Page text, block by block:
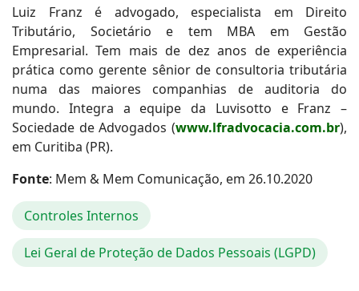
Luiz Franz é advogado, especialista em Direito
Tributário, Societário e tem MBA em Gestão
Empresarial. Tem mais de dez anos de experiência
prática como gerente sênior de consultoria tributária
numa das maiores companhias de auditoria do
mundo. Integra a equipe da Luvisotto e Franz –
Sociedade de Advogados (www.lfradvocacia.com.br),
em Curitiba (PR).
Fonte: Mem & Mem Comunicação, em 26.10.2020
Controles Internos
Lei Geral de Proteção de Dados Pessoais (LGPD)